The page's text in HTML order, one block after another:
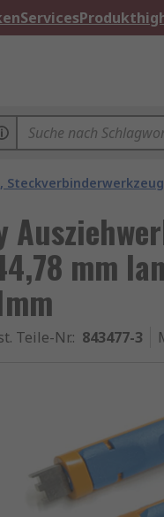
Services
mm
Teile-Nr.: 843477-3